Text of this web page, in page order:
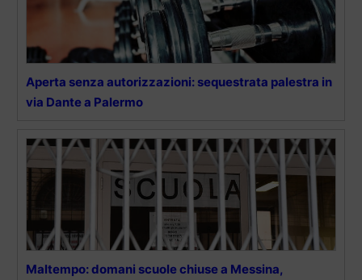
Aperta senza autorizzazioni: sequestrata palestra in
via Dante a Palermo
Maltempo: domani scuole chiuse a Messina,